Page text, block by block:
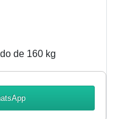
de 160 kg